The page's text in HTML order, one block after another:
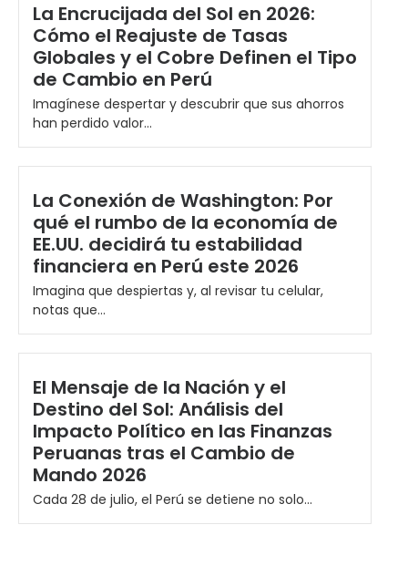
La Encrucijada del Sol en 2026:
Cómo el Reajuste de Tasas
Globales y el Cobre Definen el Tipo
de Cambio en Perú
Imagínese despertar y descubrir que sus ahorros
han perdido valor...
La Conexión de Washington: Por
qué el rumbo de la economía de
EE.UU. decidirá tu estabilidad
financiera en Perú este 2026
Imagina que despiertas y, al revisar tu celular,
notas que...
El Mensaje de la Nación y el
Destino del Sol: Análisis del
Impacto Político en las Finanzas
Peruanas tras el Cambio de
Mando 2026
Cada 28 de julio, el Perú se detiene no solo...